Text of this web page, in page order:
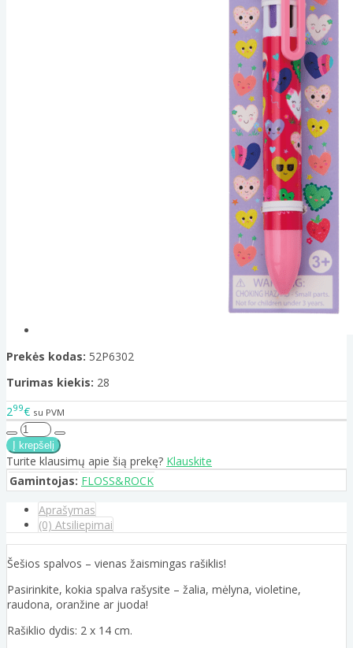
Prekės kodas: 52P6302
Turimas kiekis: 28
299€ su PVM
Turite klausimų apie šią prekę? Klauskite
Gamintojas: FLOSS&ROCK
Aprašymas
(0) Atsiliepimai
Šešios spalvos – vienas žaismingas rašiklis!
Pasirinkite, kokia spalva rašysite – žalia, mėlyna, violetine,
raudona, oranžine ar juoda!
Rašiklio dydis: 2 x 14 cm.